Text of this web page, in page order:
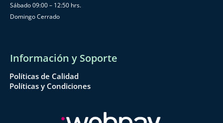
Sábado 09:00 – 12:50 hrs.
Domingo Cerrado
Información y Soporte
Políticas de Calidad
Políticas y Condiciones